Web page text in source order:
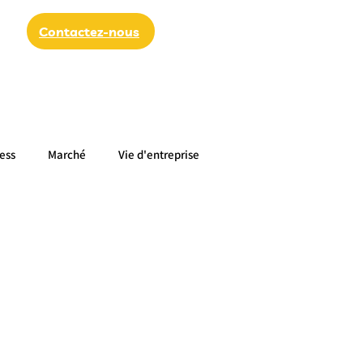
Contactez-nous
Marché Vie d'entreprise